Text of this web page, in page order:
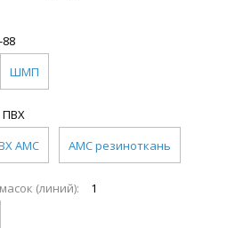
ШМП
ПВХ
АМС АМС резиноткань
(линий):
1